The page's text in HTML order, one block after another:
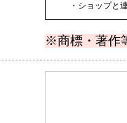
・ショップと連
※商標・著作